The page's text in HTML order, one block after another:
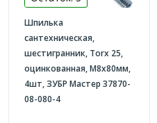
и шайбой
Шпилька
сантехническая,
шестигранник, Torx 25,
оцинкованная, М8x80мм,
4шт, ЗУБР Мастер 37870-
08-080-4